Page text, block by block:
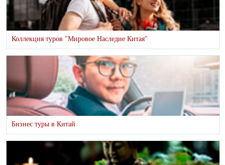
Коллекция туров "Мировое Наследие Китая"
Бизнес туры в Китай